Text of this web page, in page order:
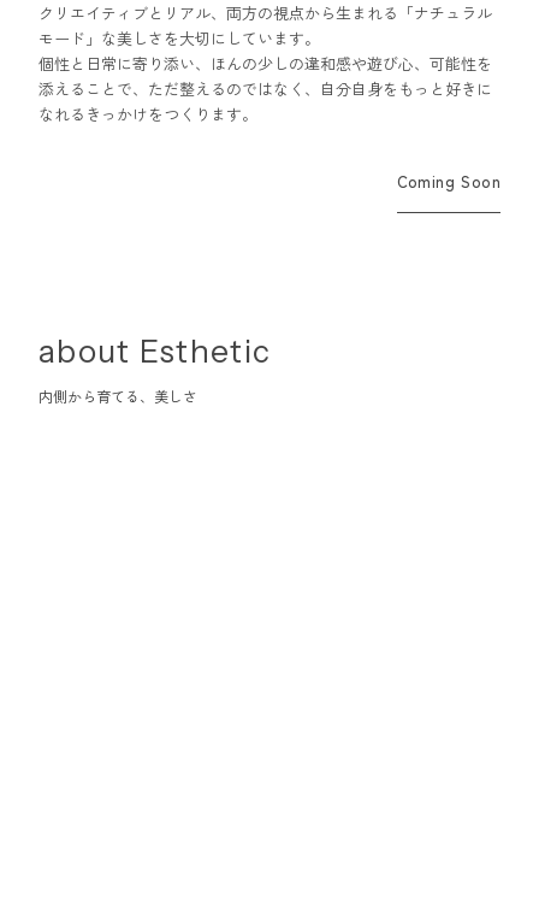
クリエイティブとリアル、両方の視点から生まれる「ナチュラル
モード」な美しさを大切にしています。
個性と日常に寄り添い、ほんの少しの違和感や遊び心、可能性を
添えることで、ただ整えるのではなく、自分自身をもっと好きに
なれるきっかけをつくります。
Coming Soon
about Esthetic
内側から育てる、美しさ